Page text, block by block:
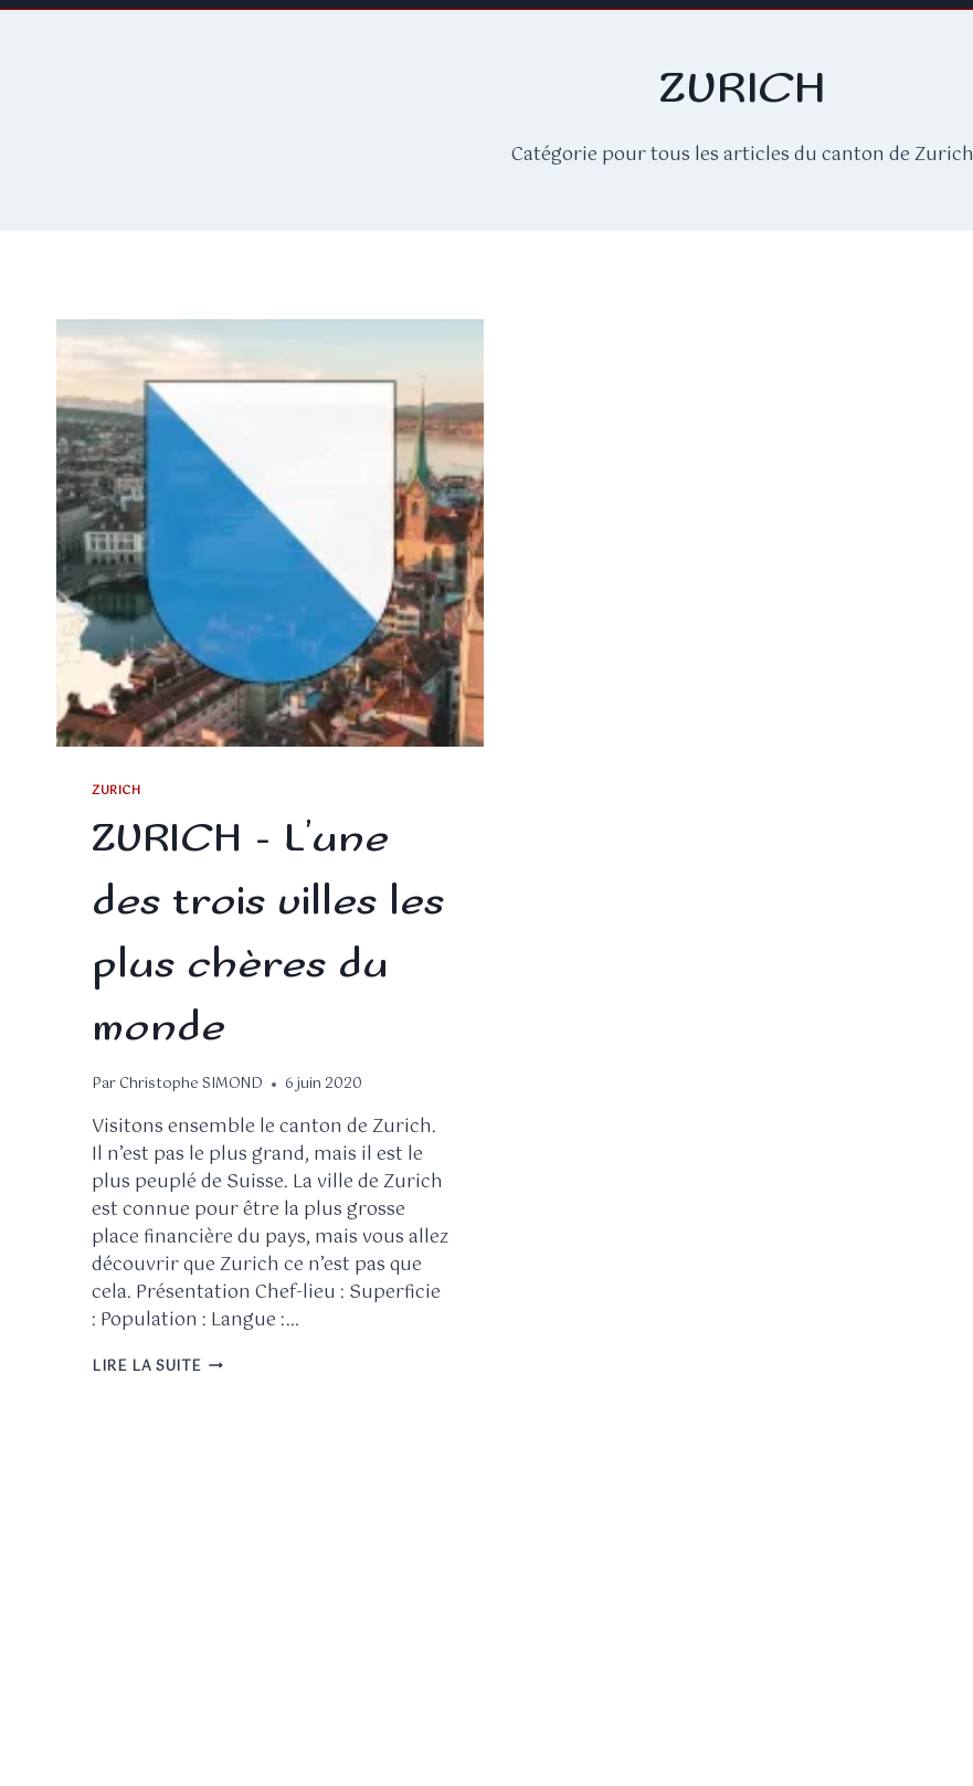
ZURICH
Catégorie pour tous les articles du canton de Zurich
ZURICH
ZURICH – L’une
des trois villes les
plus chères du
monde
ParChristophe SIMOND 6 juin 2020
Visitons ensemble le canton de Zurich.
Il n’est pas le plus grand, mais il est le
plus peuplé de Suisse. La ville de Zurich
est connue pour être la plus grosse
place financière du pays, mais vous allez
découvrir que Zurich ce n’est pas que
cela. Présentation Chef-lieu : Superficie
: Population : Langue :…
LIRE LA SUITE